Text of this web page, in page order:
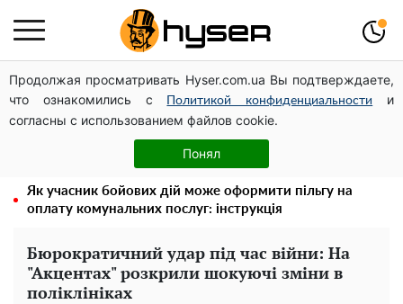
Продолжая просматривать Hyser.com.ua Вы подтверждаете,
что ознакомились с
Политикой конфиденциальности
и
согласны с использованием файлов cookie.
Понял
Повністю гола Анна Трінчер блиснула "принадами":
таких розмірів ви ще не бачили
Таку смакоту ви відкриватимете банку за банкою:
рецепт помідорів дольками з цибулею та олією на
Як учасник бойових дій може оформити пільгу на
оплату комунальних послуг: інструкція
Бюрократичний удар під час війни: На
"Акцентах" розкрили шокуючі зміни в
поліклініках